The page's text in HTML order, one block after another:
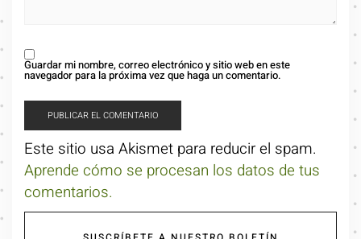
Guardar mi nombre, correo electrónico y sitio web en este
navegador para la próxima vez que haga un comentario.
Este sitio usa Akismet para reducir el spam.
Aprende cómo se procesan los datos de tus
comentarios.